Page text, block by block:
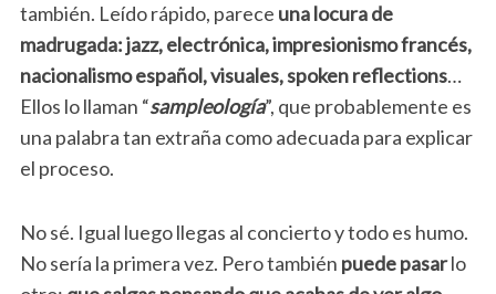
también. Leído rápido, parece una locura de
madrugada: jazz, electrónica, impresionismo francés,
nacionalismo español, visuales, spoken reflections…
Ellos lo llaman “sampleología”, que probablemente es
una palabra tan extraña como adecuada para explicar
el proceso.
No sé. Igual luego llegas al concierto y todo es humo.
No sería la primera vez. Pero también puede pasarlo